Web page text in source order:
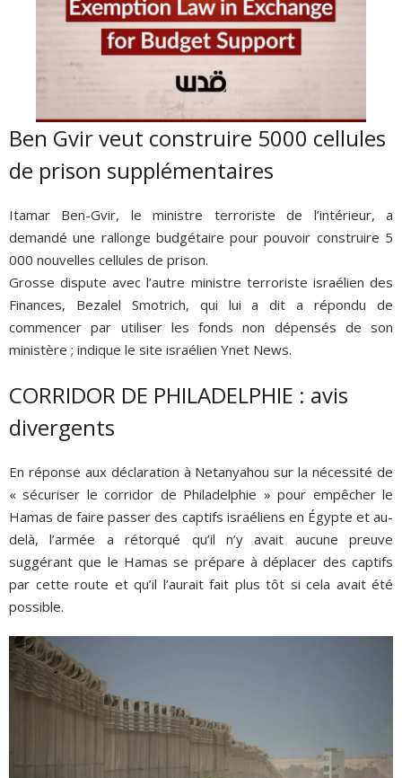
Ben Gvir veut construire 5000 cellules
de prison supplémentaires
Itamar Ben-Gvir, le ministre terroriste de l’intérieur, a
demandé une rallonge budgétaire pour pouvoir construire 5
000 nouvelles cellules de prison.
Grosse dispute avec l’autre ministre terroriste israélien des
Finances, Bezalel Smotrich, qui lui a dit a répondu de
commencer par utiliser les fonds non dépensés de son
ministère ; indique le site israélien Ynet News.
CORRIDOR DE PHILADELPHIE : avis
divergents
En réponse aux déclaration à Netanyahou sur la nécessité de
« sécuriser le corridor de Philadelphie » pour empêcher le
Hamas de faire passer des captifs israéliens en Égypte et au-
delà, l’armée a rétorqué qu’il n’y avait aucune preuve
suggérant que le Hamas se prépare à déplacer des captifs
par cette route et qu’il l’aurait fait plus tôt si cela avait été
possible.